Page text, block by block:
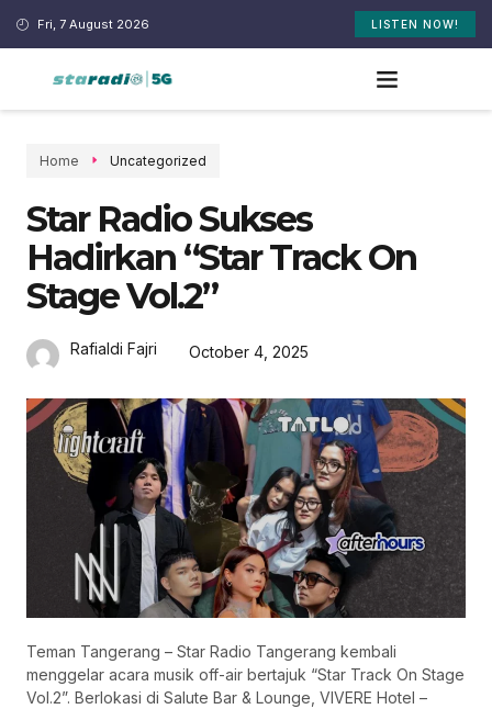
Fri, 7 August 2026 LISTEN NOW!
Home Uncategorized
Star Radio Sukses
Hadirkan “Star Track On
Stage Vol.2”
Rafialdi Fajri October 4, 2025
Teman Tangerang – Star Radio Tangerang kembali
menggelar acara musik off-air bertajuk “Star Track On Stage
Vol.2”. Berlokasi di Salute Bar & Lounge, VIVERE Hotel –